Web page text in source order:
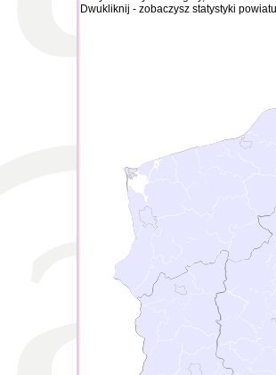
Dwukliknij - zobaczysz statystyki